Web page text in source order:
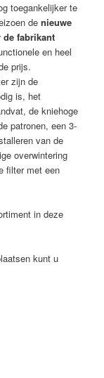
toegankelijker te
denieuwe
fabrikant
en heel
prijs.
zijn de
is, het
de kniehoge
patronen, een 3-
van de
overwintering
filter met een
in deze
kunt u